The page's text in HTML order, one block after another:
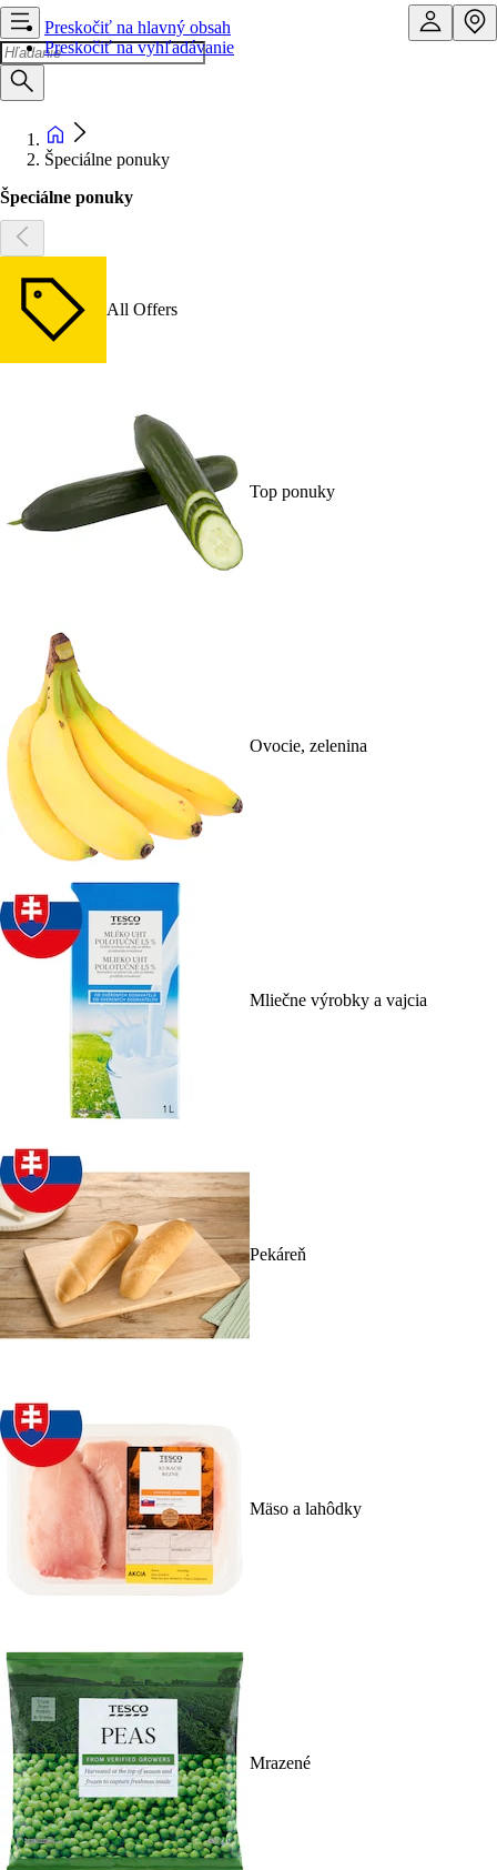
Preskočiť na hlavný obsah
Preskočiť na vyhľadávanie
Špeciálne ponuky
Špeciálne ponuky
All Offers
Top ponuky
Ovocie, zelenina
Mliečne výrobky a vajcia
Pekáreň
Mäso a lahôdky
Mrazené